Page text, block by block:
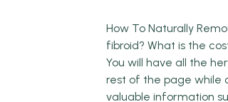
How To Naturally
fibroid? What is the
You will have all the
rest of the page while
valuable information